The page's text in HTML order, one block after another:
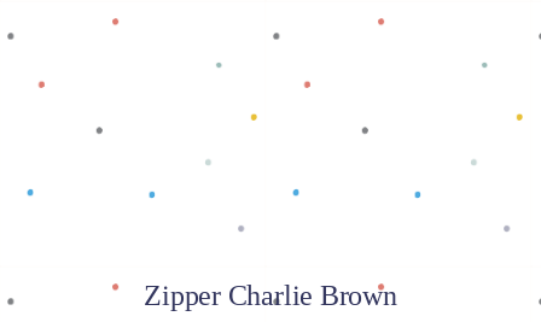
Baca selengkapnya
Zipper Charlie Brown